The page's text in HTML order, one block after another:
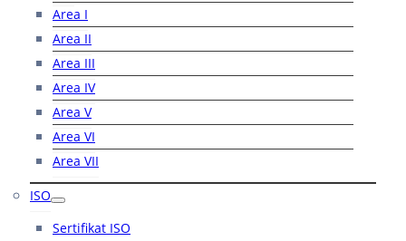
Area I
Area II
Area III
Area IV
Area V
Area VI
Area VII
ISO
Sertifikat ISO